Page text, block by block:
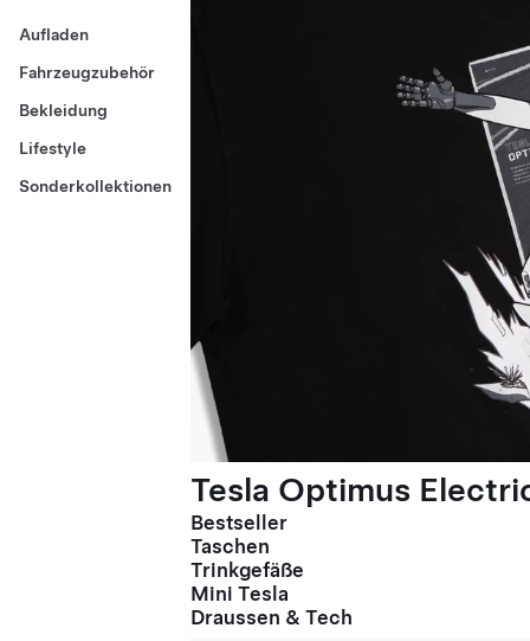
Aufladen
Fahrzeugzubehör
Bekleidung
Lifestyle
Sonderkollektionen
Tesla Optimus
Bestseller
Taschen
Trinkgefäße
Mini Tesla
Draussen & Tech